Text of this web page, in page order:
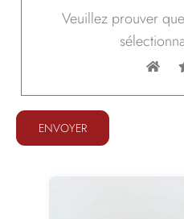
Veuillez prouver